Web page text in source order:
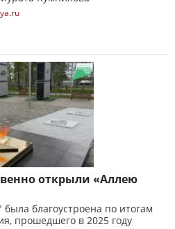
открыли «Аллею
благоустроена по итогам
прошедшего в 2025 году